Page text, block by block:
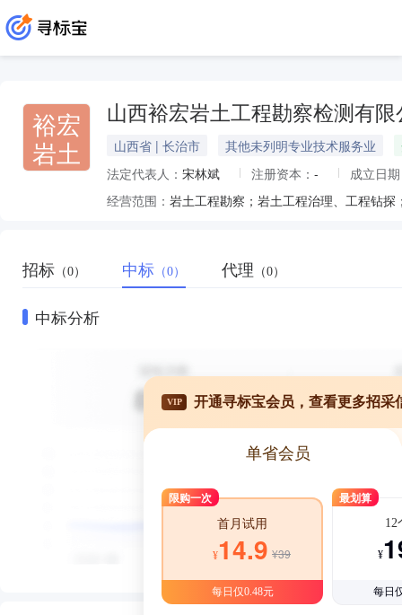
裕宏
岩土
山西裕宏岩土工程勘察检测有
山西省 | 长治市 其他未列明专业技术服务业
法定代表人： 宋林斌 注册资本： -
成立日
经营范围： 岩土工程勘察；岩土工程治理、工程钻
招标 （0） 中标 （0） 代理 （0）
中标分析
VIP 开通寻标宝会员，查看更多招采
单省会员
限购一次
首月试用
¥14.9 ¥39
每日仅0.48元
最划算
12
¥
每日